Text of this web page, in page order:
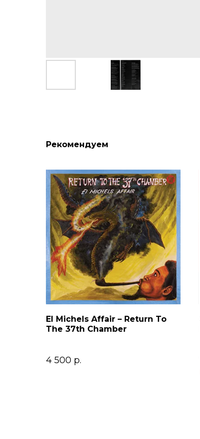
Рекомендуем
El Michels Affair – Return To
The 37th Chamber
4 500 р.